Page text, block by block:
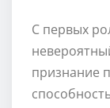
С первых
признание